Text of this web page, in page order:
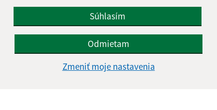
Súhlasím
Odmietam
Zmeniť moje nastavenia